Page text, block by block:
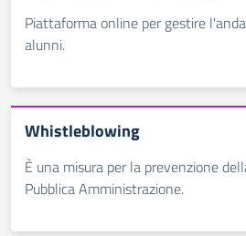
Piattaforma online per gestire
alunni.
Whistleblowing
È una misura per la prevenzione
Pubblica Amministrazione.